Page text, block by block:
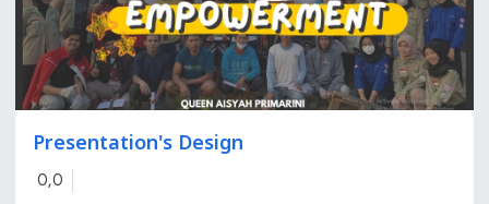
Presentation's Design
0,0